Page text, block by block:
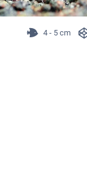
4 - 5 cm